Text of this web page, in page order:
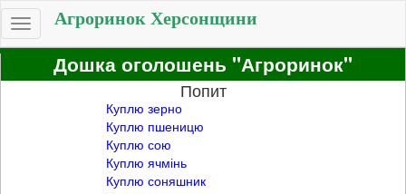
Toggle
navigation
Агроринок Херсонщини
Дошка оголошень "Агроринок"
Попит
Куплю зерно
Куплю пшеницю
Куплю сою
Куплю ячмінь
Куплю соняшник